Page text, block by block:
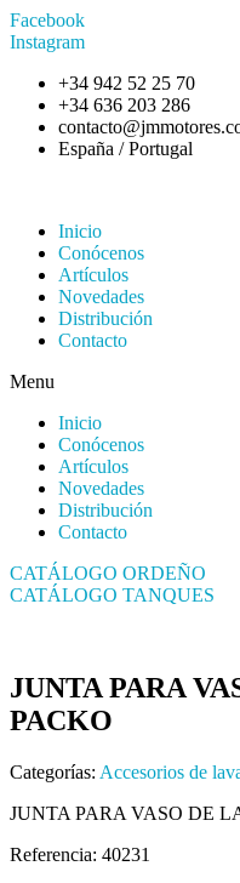
Facebook
Instagram
+34 942 52 25 70
+34 636 203 286
España / Portugal
Inicio
Conócenos
Artículos
Novedades
Distribución
Contacto
Menu
Inicio
Conócenos
Artículos
Novedades
Distribución
Contacto
CATÁLOGO ORDEÑO
CATÁLOGO TANQUES
JUNTA PARA
PACKO
Categorías: Accesorios de
JUNTA PARA VASO DE
Referencia: 40231